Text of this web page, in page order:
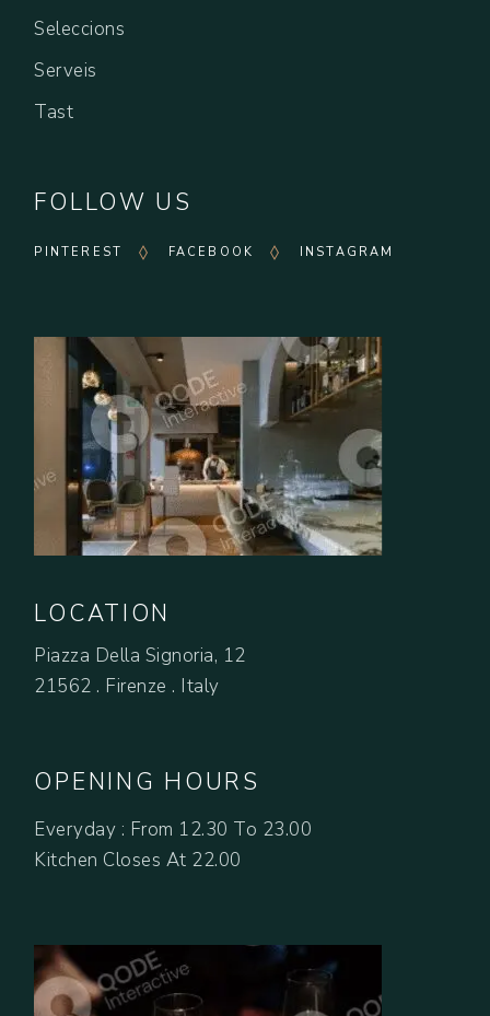
Seleccions
Serveis
Tast
FOLLOW US
PINTEREST FACEBOOK INSTAGRAM
LOCATION
Piazza Della Signoria, 12
21562 . Firenze . Italy
OPENING HOURS
Everyday : From 12.30 To 23.00
Kitchen Closes At 22.00